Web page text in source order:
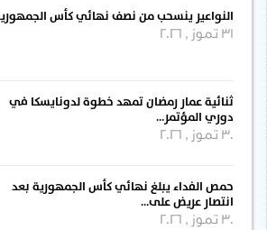
النواعير ينسحب من نصف نهائي كأس الجمهورية
31 تموز , 2026
ثنائية عمار رمضان تمهد خطوة لدونايسكا في
دوري المؤتمر…
30 تموز , 2026
حمص الفداء يبلغ نهائي كأس الجمهورية بعد
انتصار عريض على…
30 تموز , 2026